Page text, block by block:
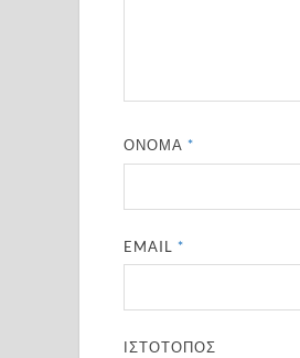
ΌΝΟΜΑ*
EMAIL*
ΙΣΤΌΤΟΠΟΣ